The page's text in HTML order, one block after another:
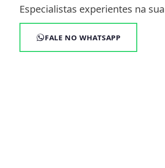
Especialistas experientes na
FALE NO WHATSAPP